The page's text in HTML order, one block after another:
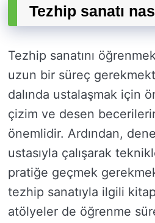
Tezhip sanatı
Tezhip sanatını
uzun bir süreç
dalında ustalaşmak için
çizim ve desen
önemlidir. Ardından,
ustasıyla çalışarak
pratiğe geçmek
tezhip sanatıyla ilgili
atölyeler de öğrenme